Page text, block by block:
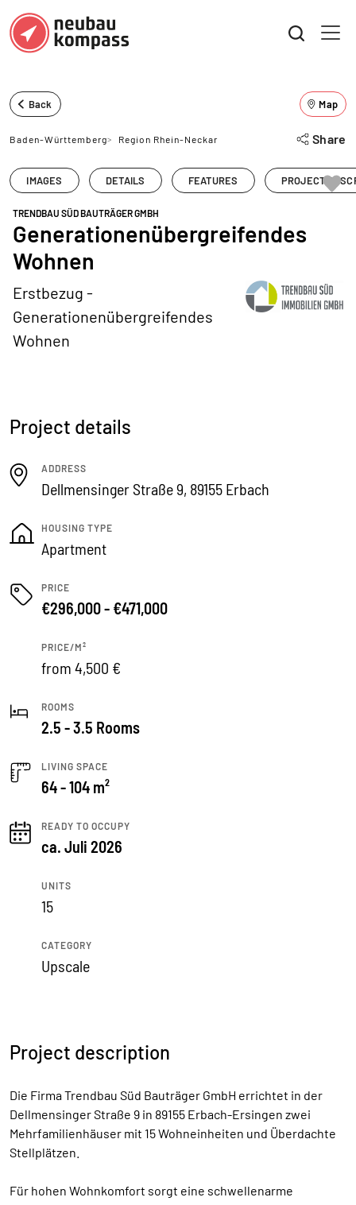
Back Map
Baden-Württemberg> Region Rhein-Neckar Share
IMAGES DETAILS FEATURES PROJECT
TRENDBAU SÜD BAUTRÄGER GMBH
Generationenübergreifendes
Wohnen
Erstbezug -
Generationenübergreifendes
Wohnen
Project details
ADDRESS
Dellmensinger Straße 9, 89155 Erbach
HOUSING TYPE
Apartment
PRICE
€296,000 - €471,000
PRICE/M²
from 4,500 €
ROOMS
2.5 - 3.5 Rooms
LIVING SPACE
64 - 104 m²
READY TO OCCUPY
ca. Juli 2026
UNITS
15
CATEGORY
Upscale
Project description
Die Firma Trendbau Süd Bauträger GmbH errichtet in der
Dellmensinger Straße 9 in 89155 Erbach-Ersingen zwei
Mehrfamilienhäuser mit 15 Wohneinheiten und Überdachte
Stellplätzen.
Für hohen Wohnkomfort sorgt eine schwellenarme